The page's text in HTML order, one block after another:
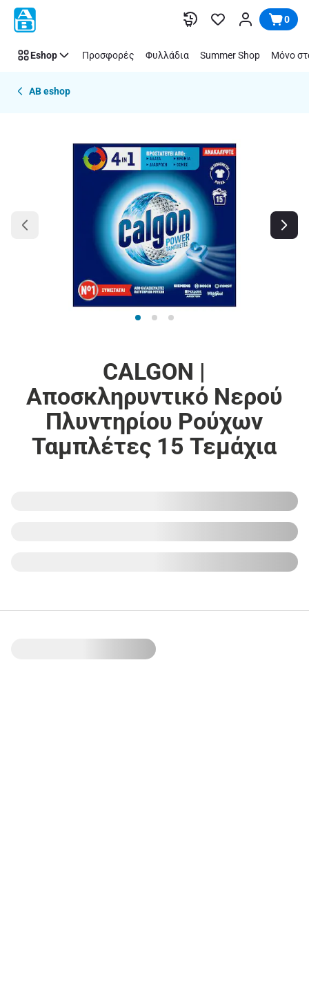
Παράλειψη 0
Eshop Προσφορές Φυλλάδια Summer Shop Μόνο
AB eshop
CALGON |
Αποσκληρυντικό Νερού
Πλυντηρίου Ρούχων
Ταμπλέτες 15 Τεμάχια